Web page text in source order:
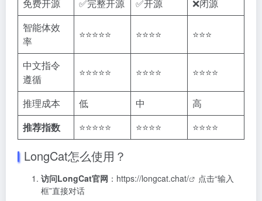
免费开源 ✅完整开源 ✅开源
❌闭源
智能体效
率
⭐⭐⭐⭐⭐ ⭐⭐⭐⭐ ⭐⭐⭐
中文指令
遵循
⭐⭐⭐⭐⭐ ⭐⭐⭐⭐ ⭐⭐⭐⭐
推理成本 低 中
高
推荐指数
⭐⭐⭐⭐⭐ ⭐⭐⭐⭐ ⭐⭐⭐⭐
LongCat怎么使用？
访问LongCat官网 ： https://longcat.chat/
点击“输入
框”直接对话